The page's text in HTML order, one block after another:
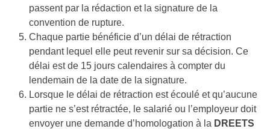
passent par la rédaction et la signature de la
convention de rupture.
Chaque partie bénéficie d’un délai de rétraction
pendant lequel elle peut revenir sur sa décision. Ce
délai est de 15 jours calendaires à compter du
lendemain de la date de la signature.
Lorsque le délai de rétraction est écoulé et qu’aucune
partie ne s’est rétractée, le salarié ou l’employeur doit
envoyer une demande d’homologation à la DREETS